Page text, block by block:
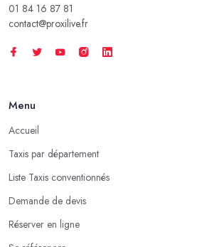
01 84 16 87 81
contact@proxilive.fr
Menu
Accueil
Taxis par département
Liste Taxis conventionnés
Demande de devis
Réserver en ligne